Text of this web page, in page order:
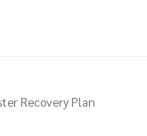
Recovery Plan